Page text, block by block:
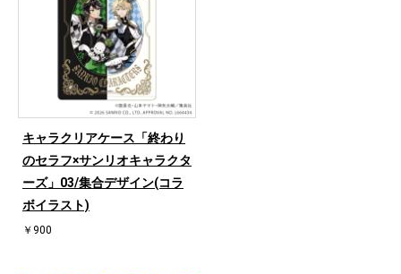
キャラクリアケース「終わり
のセラフ×サンリオキャラクタ
ーズ」03/集合デザイン(コラ
ボイラスト)
￥900